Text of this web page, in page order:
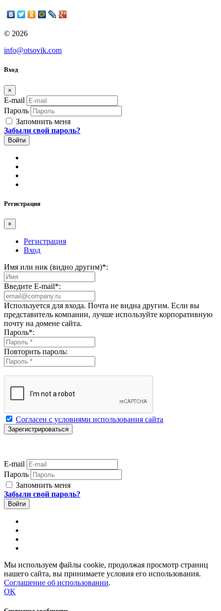
© 2026
info@otsovik.com
Вход
×
E-mail
Пароль
Запомнить меня
Забыли свой пароль?
Регистрация
×
Регистрация
Вход
Имя или ник (видно другим)*:
Введите E-mail*:
Используется для входа. Почта не видна другим. Если вы
представитель компании, лучше используйте корпоративную
почту на домене сайта.
Пароль*:
Повторить пароль:
Согласен с условиями использования сайта
E-mail
Пароль
Запомнить меня
Забыли свой пароль?
Мы используем файлы cookie, продолжая просмотр страниц
нашего сайта, вы принимаете условия его использования.
Соглашение об использовании.
OK